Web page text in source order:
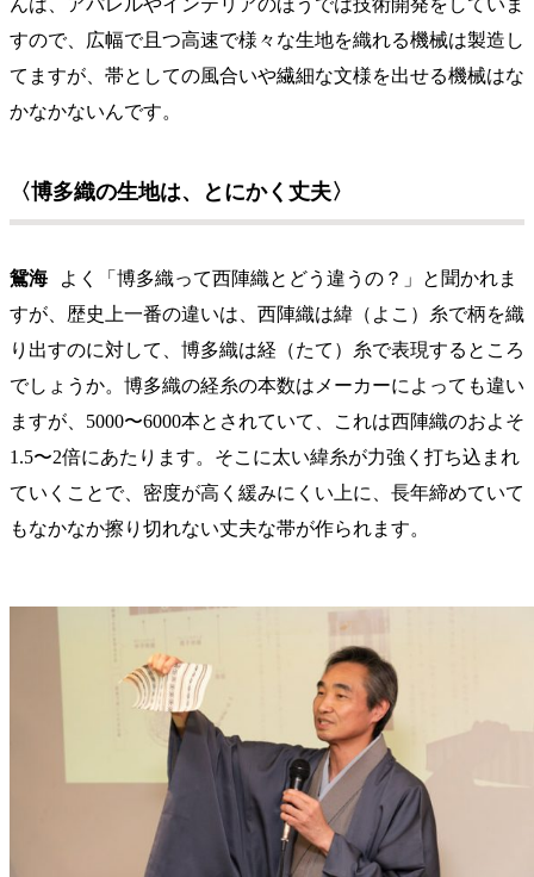
すので、広幅で且つ高速で様々な生地を織れる機械は製造し
てますが、帯としての風合いや繊細な文様を出せる機械はな
かなかないんです。
〈博多織の生地は、とにかく丈夫〉
鴛海
よく「博多織って西陣織とどう違うの？」と聞かれま
すが、歴史上一番の違いは、西陣織は緯（よこ）糸で柄を織
り出すのに対して、博多織は経（たて）糸で表現するところ
でしょうか。博多織の経糸の本数はメーカーによっても違い
ますが、5000〜6000本とされていて、これは西陣織のおよそ
1.5〜2倍にあたります。そこに太い緯糸が力強く打ち込まれ
ていくことで、密度が高く緩みにくい上に、長年締めていて
もなかなか擦り切れない丈夫な帯が作られます。